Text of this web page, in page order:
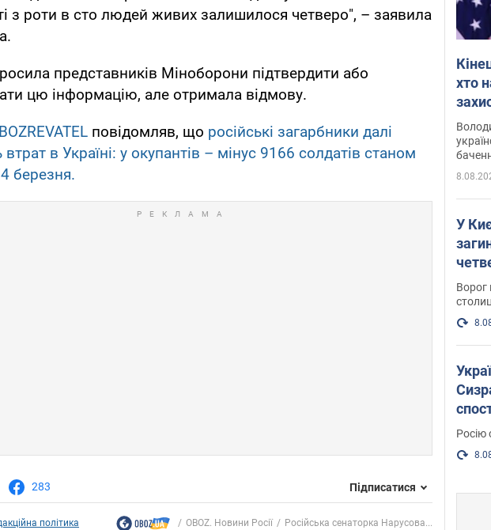
з роти в сто людей живих залишилося четверо", – заявила
представників Міноборони підтвердити або
цю інформацію, але отримала відмову.
повідомляв, що російські загарбники далі
в Україні: у окупантів – мінус 9166 солдатів станом
березня.
283 Підписатися
політика OBOZ. Новини Росії Російська сенаторка Нарусова...
хто
у
У
Ворог
Росію